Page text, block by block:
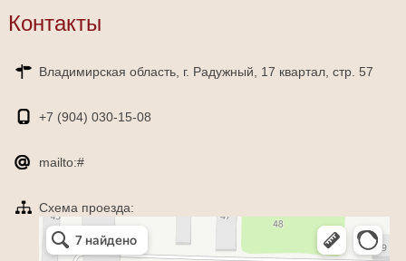
Контакты
Владимирская область, г. Радужный, 17 квартал, стр. 57
+7 (904) 030-15-08
mailto:#
Схема проезда:
Яндекс Карты
Радужный — Яндекс Карты